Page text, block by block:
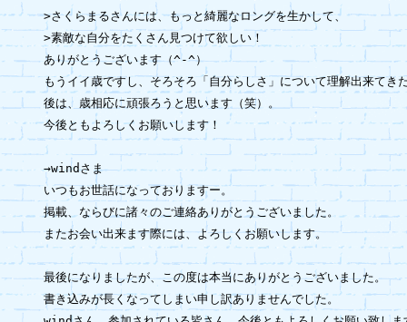
>さくらまるさんには、もっと綺麗なロングを生かして、
>素敵な自分をたくさん見つけて欲しい！
ありがとうございます（^-^）
もうイイ歳ですし、そろそろ「自分らしさ」について理解出来てき
後は、歳相応に頑張ろうと思います（笑）。
今後ともよろしくお願いします！
→windさま
いつもお世話になっておりますー。
掲載、ならびに諸々のご連絡ありがとうございました。
またお会い出来ます際には、よろしくお願いします。
最後になりましたが、この度は本当にありがとうございました。
書き込みが長くなってしまい申し訳ありませんでした。